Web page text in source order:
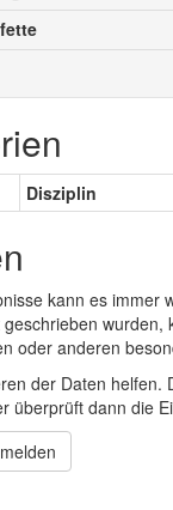
Disziplin
kann es
oder anderen
der Daten
überprüft dann die